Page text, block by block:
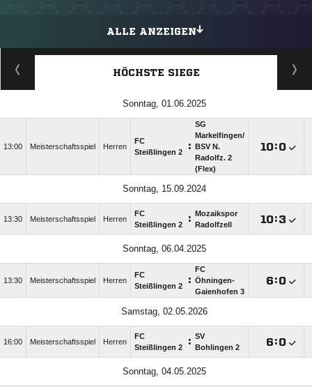
ALLE ANZEIGEN
HÖCHSTE SIEGE
Sonntag, 01.06.2025
13:00 Meisterschaftsspiel Herren
FC
Steißlingen 2
:
SG
Markelfingen/​
BSV N.
Radolfz. 2
(Flex)
:
Sonntag, 15.09.2024
13:30 Meisterschaftsspiel Herren
FC
Steißlingen 2
:
Mozaikspor
Radolfzell
:
Sonntag, 06.04.2025
13:30 Meisterschaftsspiel Herren
FC
Steißlingen 2
:
FC
Öhningen-
Gaienhofen 3
:
Samstag, 02.05.2026
16:00 Meisterschaftsspiel Herren
FC
Steißlingen 2
: SV
Bohlingen 2
:
Sonntag, 04.05.2025